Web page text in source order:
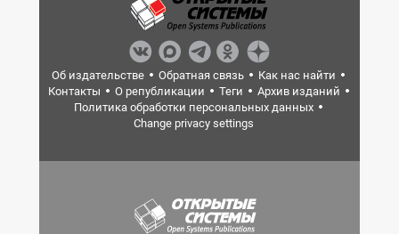
Об издательстве Обратная связь
Как нас найти
Контакты
О републикации Теги
Архив изданий
Политика обработки персональных данных
Change privacy settings